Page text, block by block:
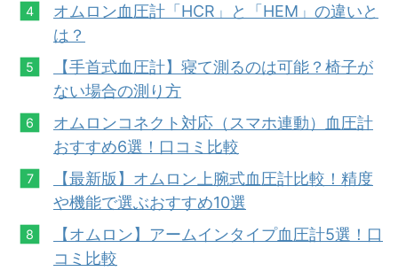
オムロン血圧計「HCR」と「HEM」の違いと
は？
【手首式血圧計】寝て測るのは可能？椅子が
ない場合の測り方
オムロンコネクト対応（スマホ連動）血圧計
おすすめ6選！口コミ比較
【最新版】オムロン上腕式血圧計比較！精度
や機能で選ぶおすすめ10選
【オムロン】アームインタイプ血圧計5選！口
コミ比較